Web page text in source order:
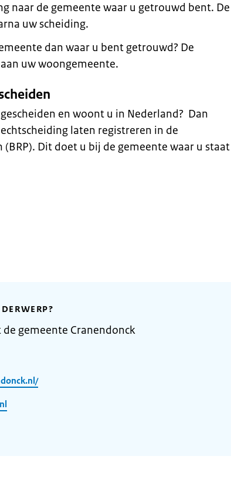
naar de gemeente waar u getrouwd bent. De
uw scheiding.
dan waar u bent getrouwd? De
uw woongemeente.
en woont u in Nederland? Dan
laten registreren in de
Dit doet u bij de gemeente waar u staat
gemeente Cranendonck